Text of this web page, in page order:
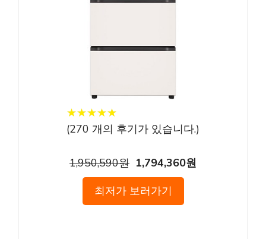
★★★★★
★★★★★
(270 개의 후기가 있습니다.)
1,950,590원 1,794,360원
최저가 보러가기